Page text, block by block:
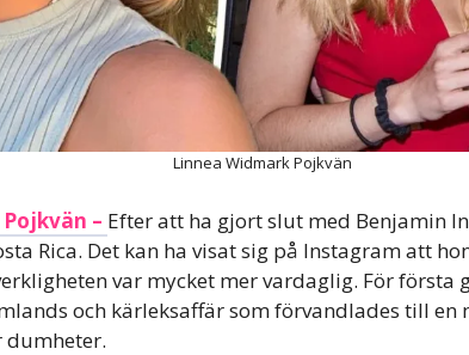
Linnea Widmark Pojkvän
– Efter att ha gjort slut med Benjamin
Rica. Det kan ha visat sig på Instagram att
var mycket mer vardaglig. För första
och kärleksaffär som förvandlades till en
dumheter.